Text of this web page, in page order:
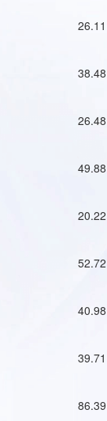
26.11
38.48
26.48
49.88
20.22
52.72
40.98
39.71
86.39